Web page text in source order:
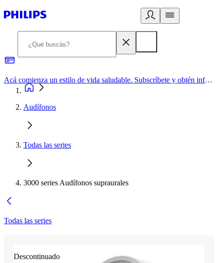
Acá comienza un estilo de vida saludable. Subscríbete y obtén información de primera mano
Audífonos
Todas las series
3000 series Audífonos supraurales
Todas las series
Descontinuado